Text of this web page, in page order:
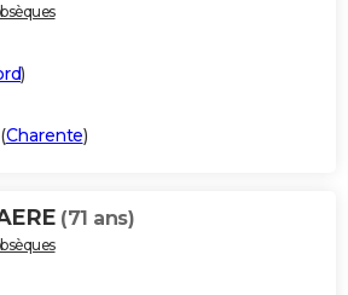
)
Charente)
(71 ans)